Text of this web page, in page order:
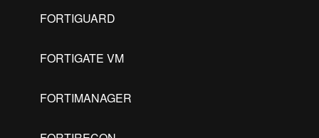
FORTIGUARD
FORTIGATE VM
FORTIMANAGER